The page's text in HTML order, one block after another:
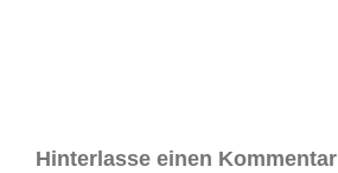
Hinterlasse einen Kommentar